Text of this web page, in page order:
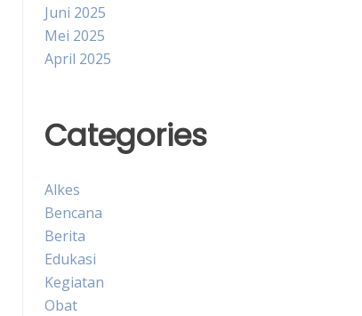
Juni 2025
Mei 2025
April 2025
Categories
Alkes
Bencana
Berita
Edukasi
Kegiatan
Obat